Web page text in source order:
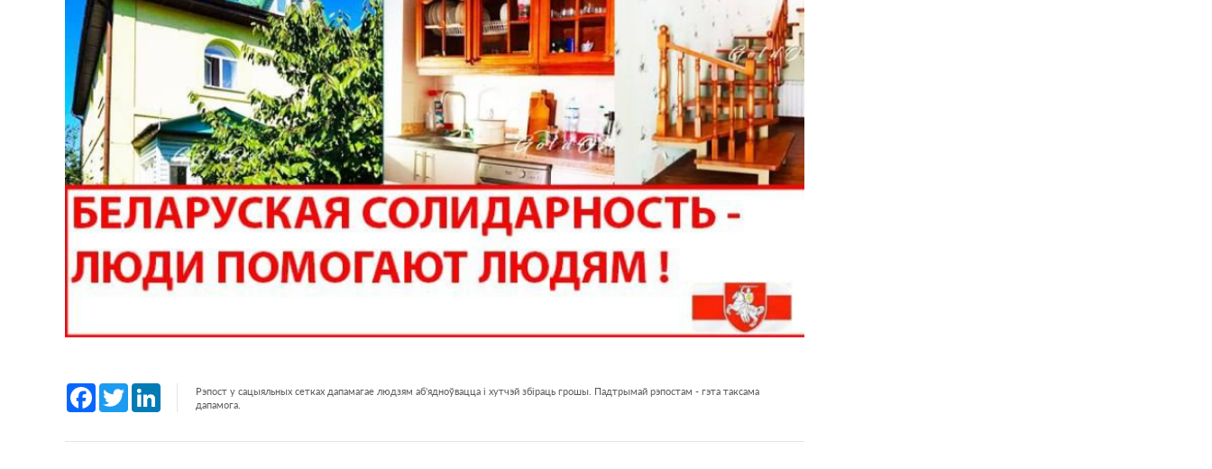
Facebook
Twitter LinkedInРэпост у сацыяльных сетках дапамагае людзям аб'ядноўвацца і хутчэй збіраць грошы. Падтрымай рэпостам - гэта таксама
дапамога.